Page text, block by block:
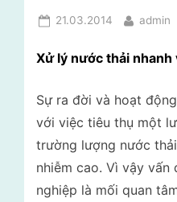
Posted
21.03.2014 By
admin
Xử lý nước thải nhanh
Sự ra đời và hoạt
với việc tiêu thụ một
trường lượng nước
nhiễm cao. Vì vậy vấn
nghiệp là mối quan